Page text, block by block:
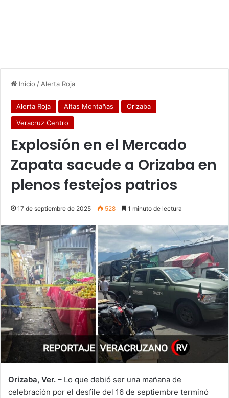
Inicio / Alerta Roja
Alerta Roja Altas Montañas
Orizaba
Veracruz Centro
Explosión en el Mercado
Zapata sacude a Orizaba en
plenos festejos patrios
17 de septiembre de 2025 528 1 minuto de lectura
Orizaba, Ver. – Lo que debió ser una mañana de
celebración por el desfile del 16 de septiembre terminó